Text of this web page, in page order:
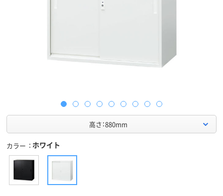
高さ：880mm
カラー ホワイト